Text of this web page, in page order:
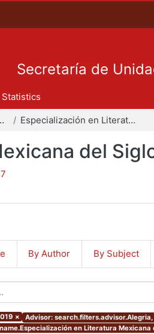
Secretaría de
Statistics
Posgrado Especialización en Literatura Mexicana del Siglo XX
del
By Author By Subject
× Advisor:
en Literatura Mexicana